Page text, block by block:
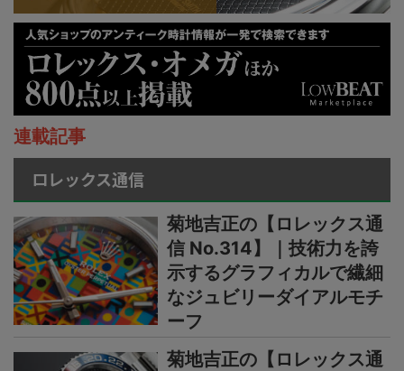
連載記事
ロレックス通信
菊地吉正の【ロレックス通
信 No.314】｜技術力を誇
示するグラフィカルで繊細
なジュビリーダイアルモチ
ーフ
菊地吉正の【ロレックス通